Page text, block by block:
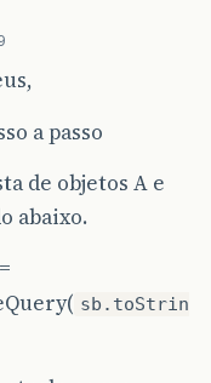
a passo
de objetos A e
abaixo.
sb.toStrin